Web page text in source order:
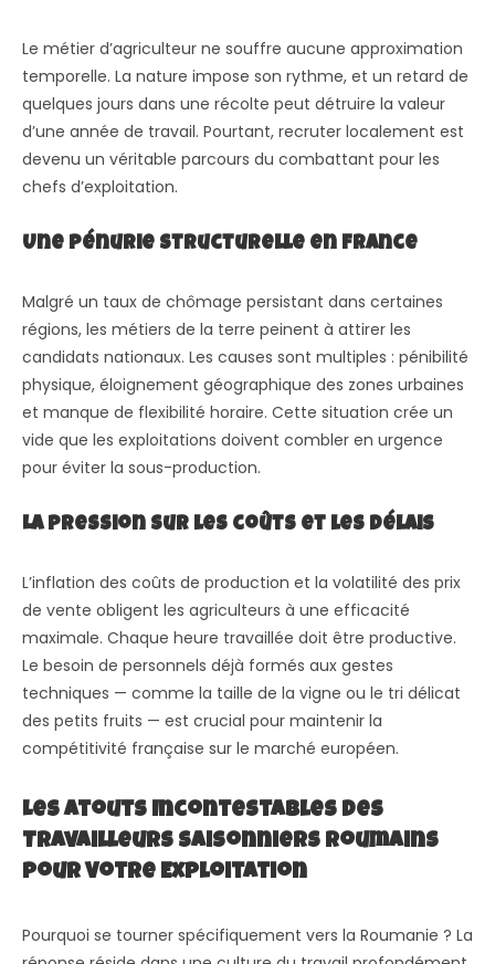
Le métier d’agriculteur ne souffre aucune approximation
temporelle. La nature impose son rythme, et un retard de
quelques jours dans une récolte peut détruire la valeur
d’une année de travail. Pourtant, recruter localement est
devenu un véritable parcours du combattant pour les
chefs d’exploitation.
Une pénurie structurelle en France
Malgré un taux de chômage persistant dans certaines
régions, les métiers de la terre peinent à attirer les
candidats nationaux. Les causes sont multiples : pénibilité
physique, éloignement géographique des zones urbaines
et manque de flexibilité horaire. Cette situation crée un
vide que les exploitations doivent combler en urgence
pour éviter la sous-production.
La pression sur les coûts et les délais
L’inflation des coûts de production et la volatilité des prix
de vente obligent les agriculteurs à une efficacité
maximale. Chaque heure travaillée doit être productive.
Le besoin de personnels déjà formés aux gestes
techniques — comme la taille de la vigne ou le tri délicat
des petits fruits — est crucial pour maintenir la
compétitivité française sur le marché européen.
Les Atouts Incontestables des
Travailleurs Saisonniers Roumains
pour Votre Exploitation
Pourquoi se tourner spécifiquement vers la Roumanie ? La